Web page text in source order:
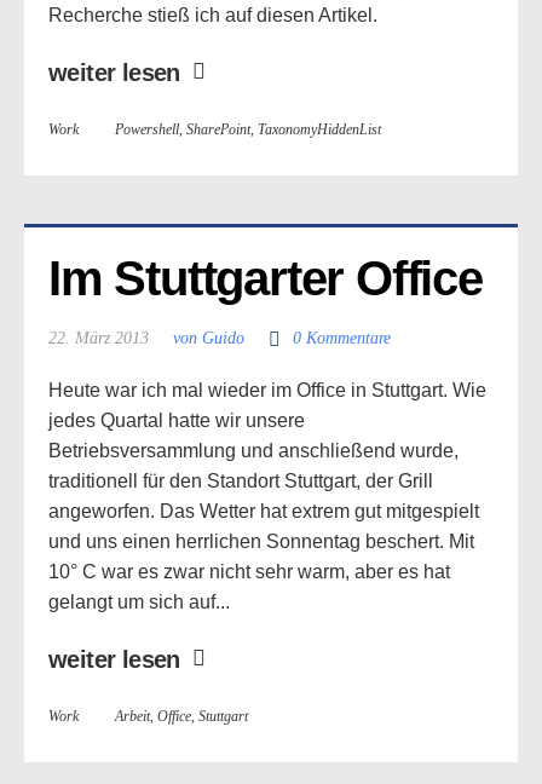
Recherche stieß ich auf diesen Artikel.
weiter lesen
Work Powershell, SharePoint, TaxonomyHiddenList
Im Stuttgarter Office
22. März 2013 von Guido 0 Kommentare
Heute war ich mal wieder im Office in Stuttgart. Wie
jedes Quartal hatte wir unsere
Betriebsversammlung und anschließend wurde,
traditionell für den Standort Stuttgart, der Grill
angeworfen. Das Wetter hat extrem gut mitgespielt
und uns einen herrlichen Sonnentag beschert. Mit
10° C war es zwar nicht sehr warm, aber es hat
gelangt um sich auf...
weiter lesen
Work Arbeit, Office, Stuttgart